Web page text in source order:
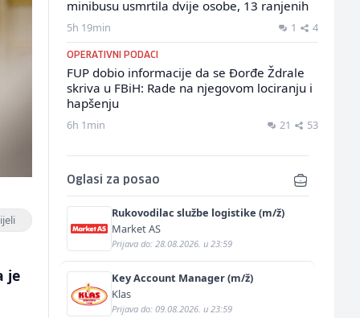
je
minibusu usmrtila dvije osobe, 13 ranjenih
5h 19min 1 4
OPERATIVNI PODACI
FUP dobio informacije da se Đorđe Ždrale
skriva u FBiH: Rade na njegovom lociranju i
hapšenju
6h 1min 21 53
Oglasi za posao
Rukovodilac službe logistike (m/ž)
Market AS
Prijava do: 28.08.2026. u 23:59
Key Account Manager (m/ž)
Klas
Prijava do: 09.08.2026. u 23:59